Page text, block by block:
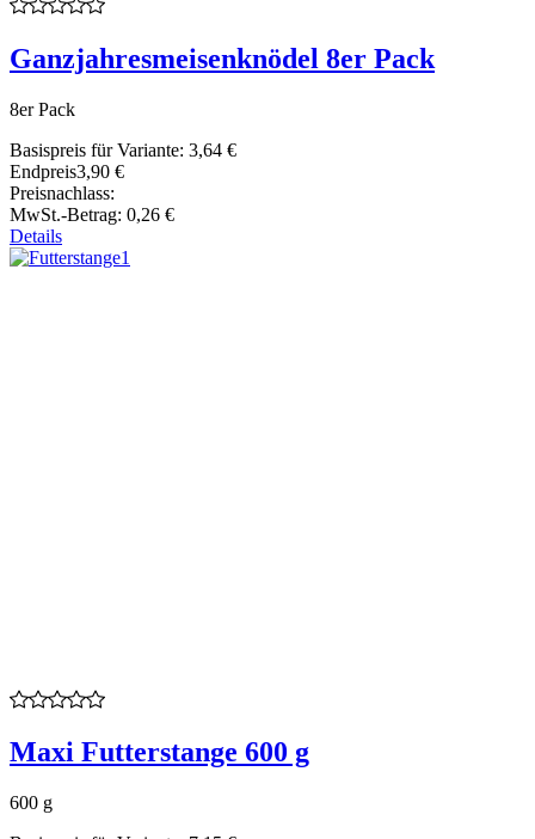
Ganzjahresmeisenknödel 8er Pack
8er Pack
Basispreis für Variante: 3,64 €
Endpreis3,90 €
Preisnachlass:
MwSt.-Betrag: 0,26 €
Details
Maxi Futterstange 600 g
600 g